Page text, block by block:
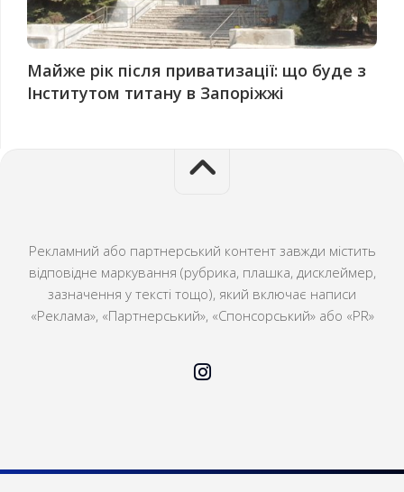
Майже рік після приватизації: що буде з
Інститутом титану в Запоріжжі
Рекламний або партнерський контент завжди містить
відповідне маркування (рубрика, плашка, дисклеймер,
зазначення у тексті тощо), який включає написи
«Реклама», «Партнерський», «Спонсорський» або «PR»